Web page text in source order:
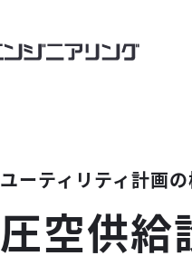
ユーティリティ計画
圧空供給